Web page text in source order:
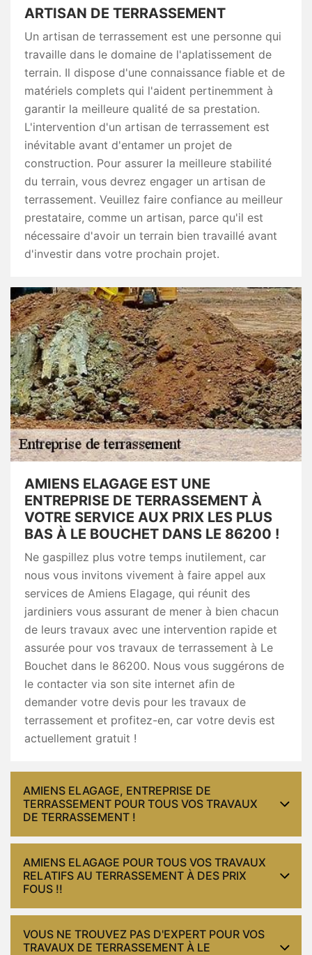
ARTISAN DE TERRASSEMENT
Un artisan de terrassement est une personne qui
travaille dans le domaine de l'aplatissement de
terrain. Il dispose d'une connaissance fiable et de
matériels complets qui l'aident pertinemment à
garantir la meilleure qualité de sa prestation.
L'intervention d'un artisan de terrassement est
inévitable avant d'entamer un projet de
construction. Pour assurer la meilleure stabilité
du terrain, vous devrez engager un artisan de
terrassement. Veuillez faire confiance au meilleur
prestataire, comme un artisan, parce qu'il est
nécessaire d'avoir un terrain bien travaillé avant
d'investir dans votre prochain projet.
AMIENS ELAGAGE EST UNE
ENTREPRISE DE TERRASSEMENT À
VOTRE SERVICE AUX PRIX LES PLUS
BAS À LE BOUCHET DANS LE 86200 !
Ne gaspillez plus votre temps inutilement, car
nous vous invitons vivement à faire appel aux
services de Amiens Elagage, qui réunit des
jardiniers vous assurant de mener à bien chacun
de leurs travaux avec une intervention rapide et
assurée pour vos travaux de terrassement à Le
Bouchet dans le 86200. Nous vous suggérons de
le contacter via son site internet afin de
demander votre devis pour les travaux de
terrassement et profitez-en, car votre devis est
actuellement gratuit !
AMIENS ELAGAGE, ENTREPRISE DE
TERRASSEMENT POUR TOUS VOS TRAVAUX
DE TERRASSEMENT !
AMIENS ELAGAGE POUR TOUS VOS TRAVAUX
RELATIFS AU TERRASSEMENT À DES PRIX
FOUS !!
VOUS NE TROUVEZ PAS D'EXPERT POUR VOS
TRAVAUX DE TERRASSEMENT À LE